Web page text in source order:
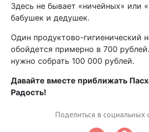
Здесь не бывает «ничейных» или
бабушек и дедушек.
Один продуктово-гигиенический
обойдется примерно в 700
нужно собрать 100 000 рублей.
Давайте вместе приближать
Радость!
Поделиться в социальных